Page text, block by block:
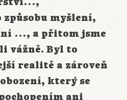
myšlení,
…, a přitom jsme
vážně. Byl to
realitě a zároveň
který se
ani